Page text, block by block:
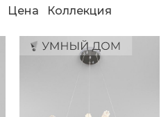
Цена Коллекция